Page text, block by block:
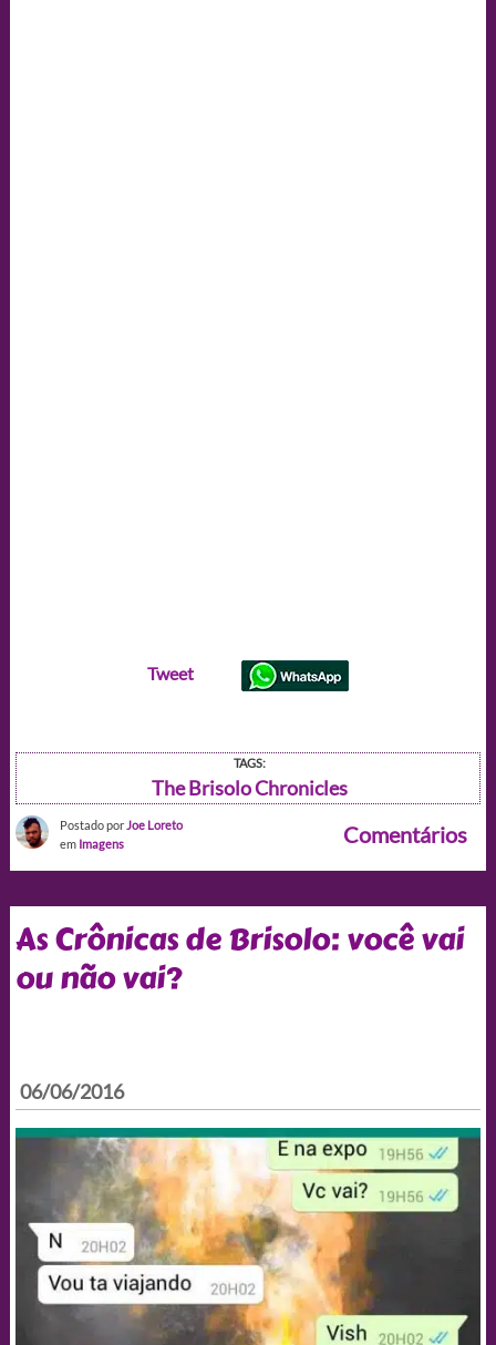
Tweet
TAGS:
The Brisolo Chronicles
Postado por Joe Loreto
em Imagens Comentários
As Crônicas de Brisolo: você vai
ou não vai?
06/06/2016